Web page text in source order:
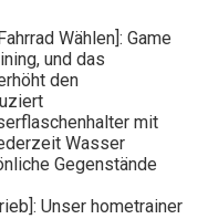
Wählen]: Game
und das
den
mit
Wasser
Gegenstände
Unser hometrainer